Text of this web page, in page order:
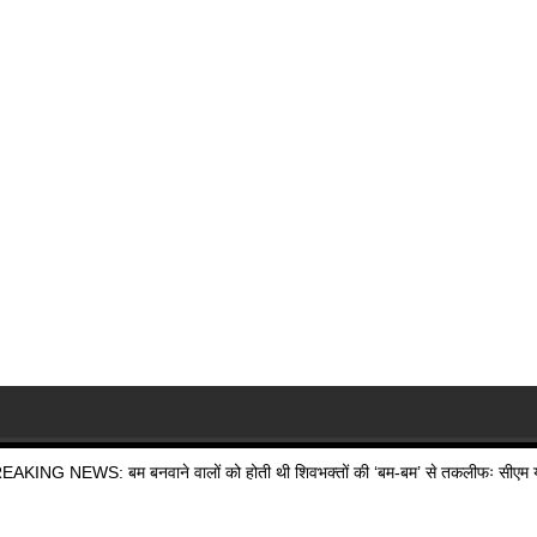
NEWS: बम बनवाने वालों को होती थी शिवभक्तों की ‘बम-बम’ से तकलीफः सीएम